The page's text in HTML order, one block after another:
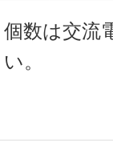
個数は交流
い。